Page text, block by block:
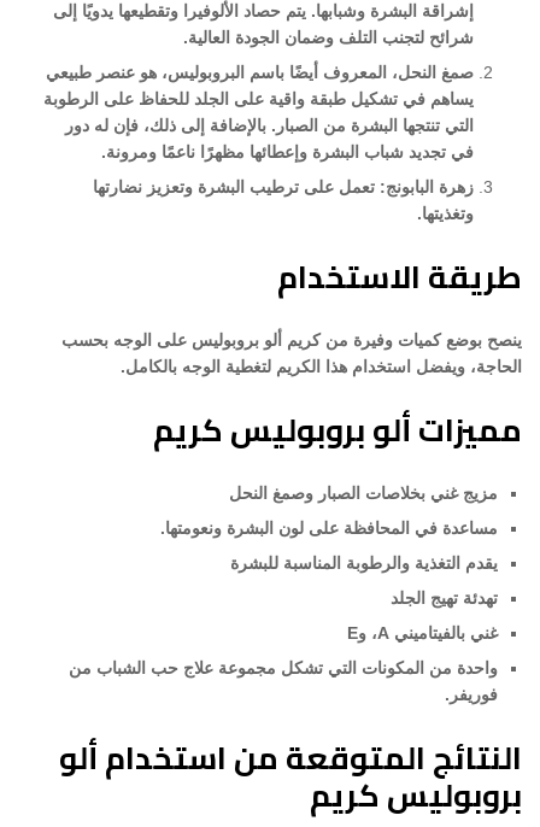
إشراقة البشرة وشبابها. يتم حصاد الألوفيرا وتقطيعها يدويًا إلى
شرائح لتجنب التلف وضمان الجودة العالية.
صمغ النحل، المعروف أيضًا باسم البروبوليس، هو عنصر طبيعي
يساهم في تشكيل طبقة واقية على الجلد للحفاظ على الرطوبة
التي تنتجها البشرة من الصبار. بالإضافة إلى ذلك، فإن له دور
في تجديد شباب البشرة وإعطائها مظهرًا ناعمًا ومرونة.
زهرة البابونج: تعمل على ترطيب البشرة وتعزيز نضارتها
وتغذيتها.
طريقة الاستخدام
ينصح بوضع كميات وفيرة من كريم ألو بروبوليس على الوجه بحسب
الحاجة، ويفضل استخدام هذا الكريم لتغطية الوجه بالكامل.
مميزات ألو بروبوليس كريم
مزيج غني بخلاصات الصبار وصمغ النحل
مساعدة في المحافظة على لون البشرة ونعومتها.
يقدم التغذية والرطوبة المناسبة للبشرة
تهدئة تهيج الجلد
غني بالفيتاميني A، وE
واحدة من المكونات التي تشكل مجموعة علاج حب الشباب من
فوريفر.
النتائج المتوقعة من استخدام ألو
بروبوليس كريم